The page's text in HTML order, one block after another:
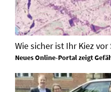
Wie sicher ist Ihr Kiez vor
Neues Online-Portal zeigt